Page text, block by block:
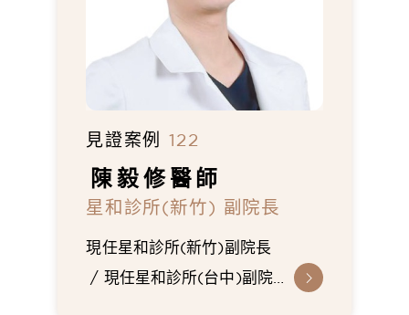
見證案例 122
陳毅修醫師
星和診所(新竹) 副院長
現任星和診所(新竹)副院長
現任星和診所(台中)副院